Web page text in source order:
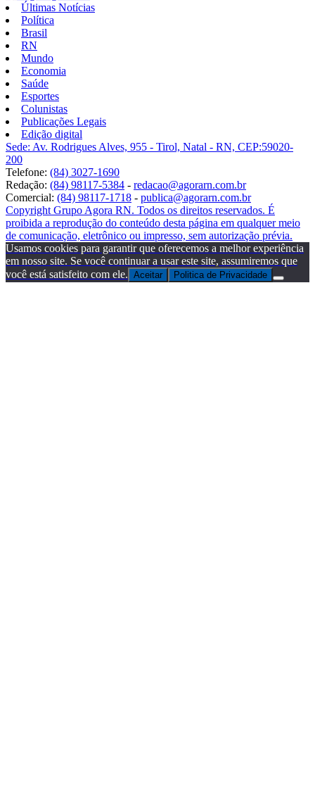
Últimas Notícias
Política
Brasil
RN
Mundo
Economia
Saúde
Esportes
Colunistas
Publicações Legais
Edição digital
Sede: Av. Rodrigues Alves, 955 - Tirol, Natal - RN, CEP:59020-
200
Telefone: (84) 3027-1690
Redação: (84) 98117-5384 - redacao@agorarn.com.br
Comercial: (84) 98117-1718 - publica@agorarn.com.br
Copyright Grupo Agora RN. Todos os direitos reservados. É
proibida a reprodução do conteúdo desta página em qualquer meio
de comunicação, eletrônico ou impresso, sem autorização prévia.
Usamos cookies para garantir que oferecemos a melhor experiência
em nosso site. Se você continuar a usar este site, assumiremos que
você está satisfeito com ele. Aceitar Politica de Privacidade